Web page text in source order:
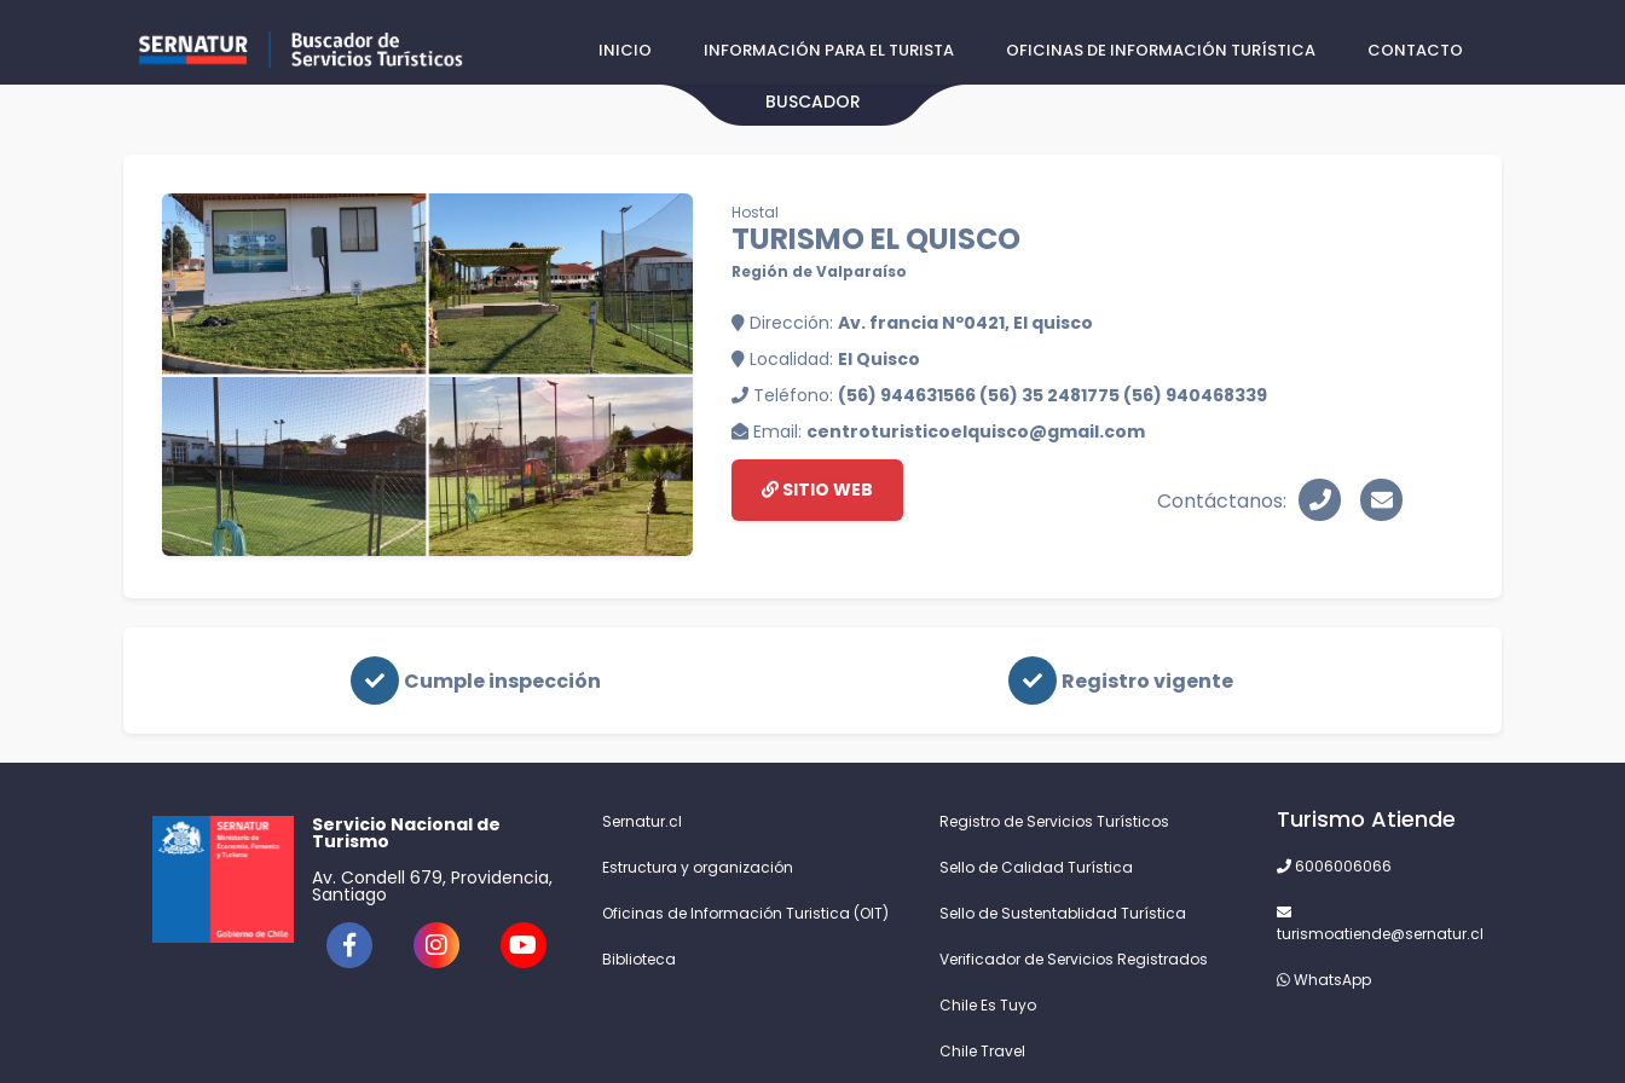
INICIO INFORMACIÓN PARA EL TURISTA OFICINAS DE INFORMACIÓN TURÍSTICA CONTACTO
BUSCADOR
Hostal
TURISMO EL QUISCO
Región de Valparaíso
Dirección: Av. francia Nº0421, El quisco
Localidad: El Quisco
Teléfono: (56) 944631566 (56) 35 2481775 (56) 940468339
Email: centroturisticoelquisco@gmail.com
SITIO WEB Contáctanos:
Cumple inspección Registro vigente
Servicio Nacional de
Turismo
Av. Condell 679, Providencia,
Santiago
Sernatur.cl
Estructura y organización
Oficinas de Información Turistica (OIT)
Biblioteca
Registro de Servicios Turísticos
Sello de Calidad Turística
Sello de Sustentablidad Turística
Verificador de Servicios Registrados
Chile Es Tuyo
Chile Travel
Turismo Atiende
6006006066
turismoatiende@sernatur.cl
WhatsApp